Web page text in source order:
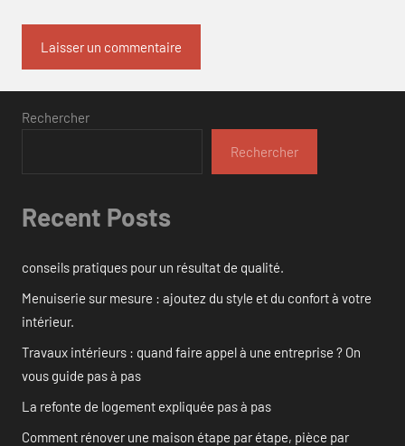
Rechercher
Rechercher
Recent Posts
conseils pratiques pour un résultat de qualité.
Menuiserie sur mesure : ajoutez du style et du confort à votre
intérieur.
Travaux intérieurs : quand faire appel à une entreprise ? On
vous guide pas à pas
La refonte de logement expliquée pas à pas
Comment rénover une maison étape par étape, pièce par